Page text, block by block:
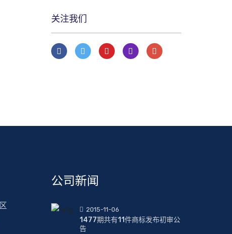
关注我们
公司新闻
2015-11-06
1477期共有11件商标发布初审公
告